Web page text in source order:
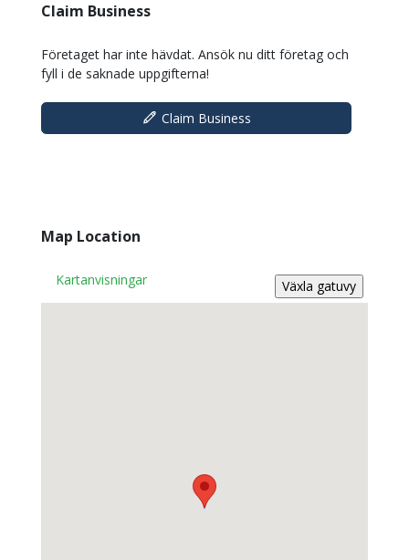
Claim Business
Företaget har inte hävdat. Ansök nu ditt företag och
fyll i de saknade uppgifterna!
Claim Business
Map Location
Kartanvisningar